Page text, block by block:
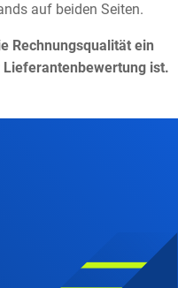
auf beiden Seiten.
Rechnungsqualität ein
ist.